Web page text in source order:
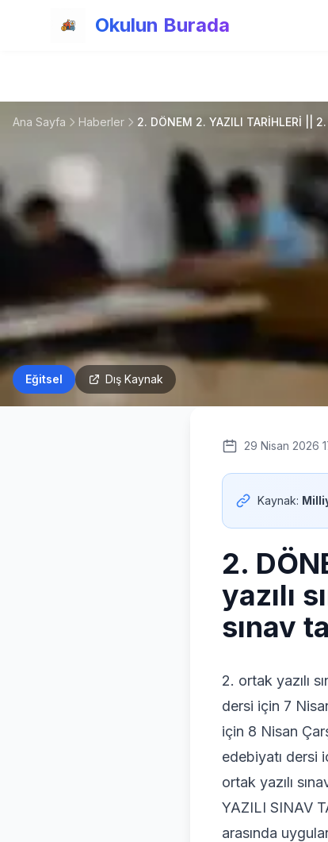
Okulun Burada
Ana Sayfa Haberler 2. DÖNEM 2. YAZILI TARİHLERİ
Eğitsel Dış Kaynak
29 Nisan 2026
Kaynak:
2.
yazılı
sınav
2. ortak yazılı
dersi için 7
için 8 Nisan
edebiyatı dersi
ortak yazılı
YAZILI SINAV
arasında